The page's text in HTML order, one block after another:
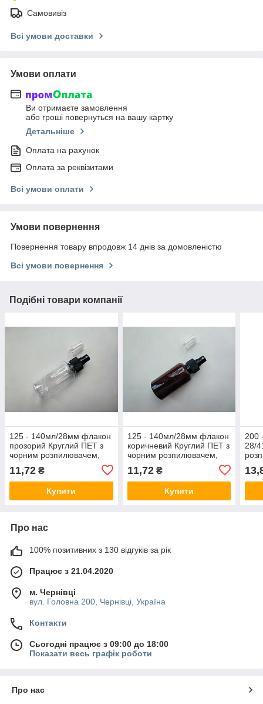
Самовивіз
Всі умови доставки
Умови оплати
Ви отримаєте замовлення
або гроші повернуться на вашу картку
Детальніше
Оплата на рахунок
Оплата за реквізитами
Всі умови оплати
Умови повернення
Повернення товару впродовж 14 днів за домовленістю
Всі умови повернення
Подібні товари компанії
125 - 140мл/28мм флакон
прозорий Круглий ПЕТ з
чорним розпилювачем,
пластикова
11,72 ₴
Купити
125 - 140мл/28мм флакон
коричневий Круглий ПЕТ з
чорним розпилювачем,
пластикова
11,72₴
Купити
200
28/
Про нас
100% позитивних з 130 відгуків за рік
Працює з 21.04.2020
м. Чернівці
вул. Головна 200, Чернівці, Україна
Контакти
Сьогодні працює з 09:00 до 18:00
Показати весь графік роботи
Про нас